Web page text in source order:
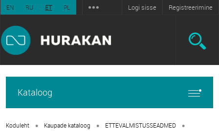
EN RU ET PL Logi sisse Registreerimine
Kataloog
Koduleht • Kaupade kataloog • ETTEVALMISTUSSEADMED •